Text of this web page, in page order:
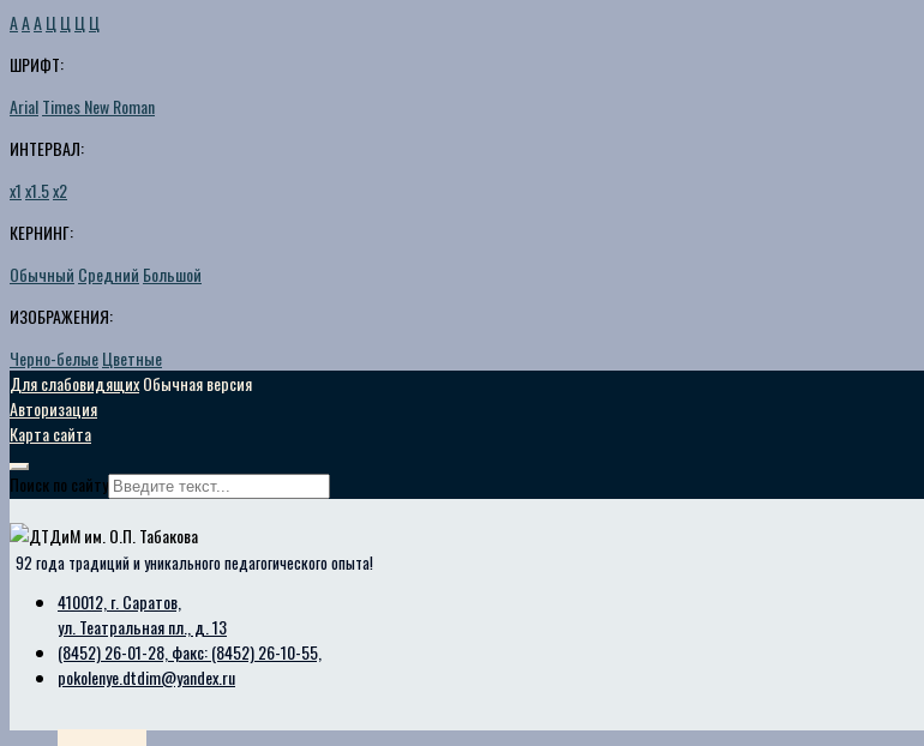
AAAЦ Ц Ц Ц
ШРИФТ:
ArialTimes New Roman
ИНТЕРВАЛ:
х1х1.5х2
КЕРНИНГ:
Обычный Средний Большой
ИЗОБРАЖЕНИЯ:
Черно-белыеЦветные
Для слабовидящихОбычная версия
Авторизация
Карта сайта
Поиск по сайту
92 года традиций и уникального педагогического опыта!
410012, г. Саратов,
ул. Театральная пл., д. 13
(8452) 26-01-28, факс: (8452) 26-10-55,
pokolenye.dtdim@yandex.ru